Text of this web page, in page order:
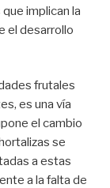
implican la
el desarrollo
frutales
es una vía
el cambio
se
a estas
a la falta de